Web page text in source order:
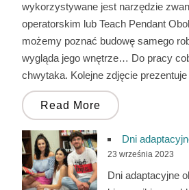
wykorzystywane jest narzędzie
operatorskim lub Teach Pendant
możemy poznać budowę samego
wygląda jego wnętrze… Do pracy
chwytaka. Kolejne zdjęcie
Read More
Dni
23 września 2023
Dni adaptacyjne